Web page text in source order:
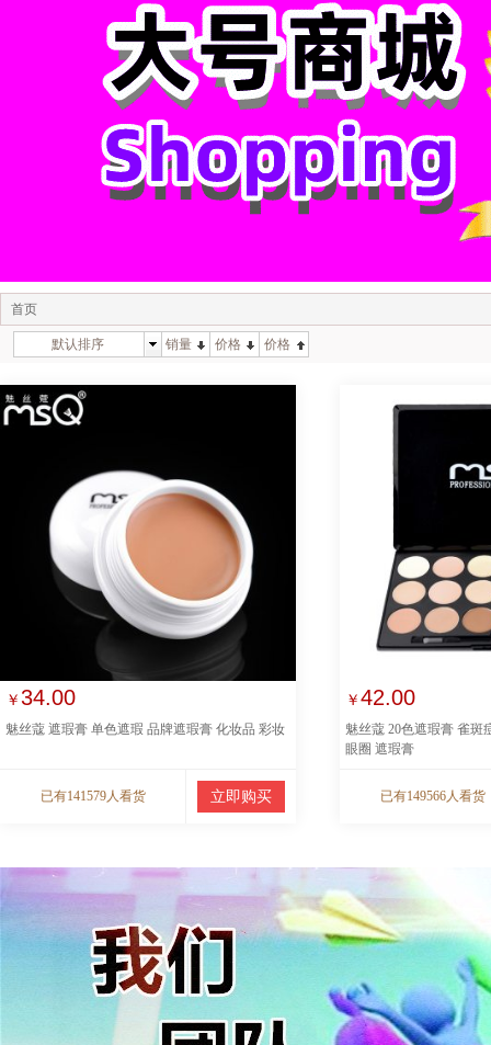
首页
默认排序 销量 价格 价格
￥34.00
魅丝蔻 遮瑕膏 单色遮瑕 品牌遮瑕膏 化妆品 彩妆
已有141579人看货 立即购买
￥42.00
魅丝蔻 20色遮瑕膏 雀斑
眼圈 遮瑕膏
已有149566人看货